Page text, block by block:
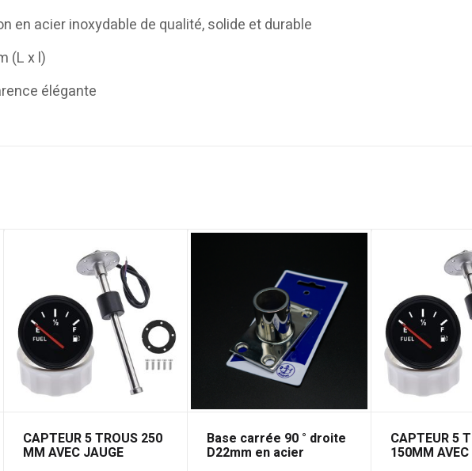
en acier inoxydable de qualité, solide et durable
(L x l)
élégante
CAPTEUR 5 TROUS 250
MM AVEC JAUGE
Base carrée 90 ° droite
D22mm en acier
CAPTEUR 5
150MM